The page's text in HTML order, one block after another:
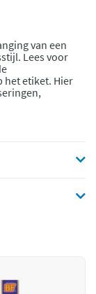
van een
Lees voor
het etiket. Hier